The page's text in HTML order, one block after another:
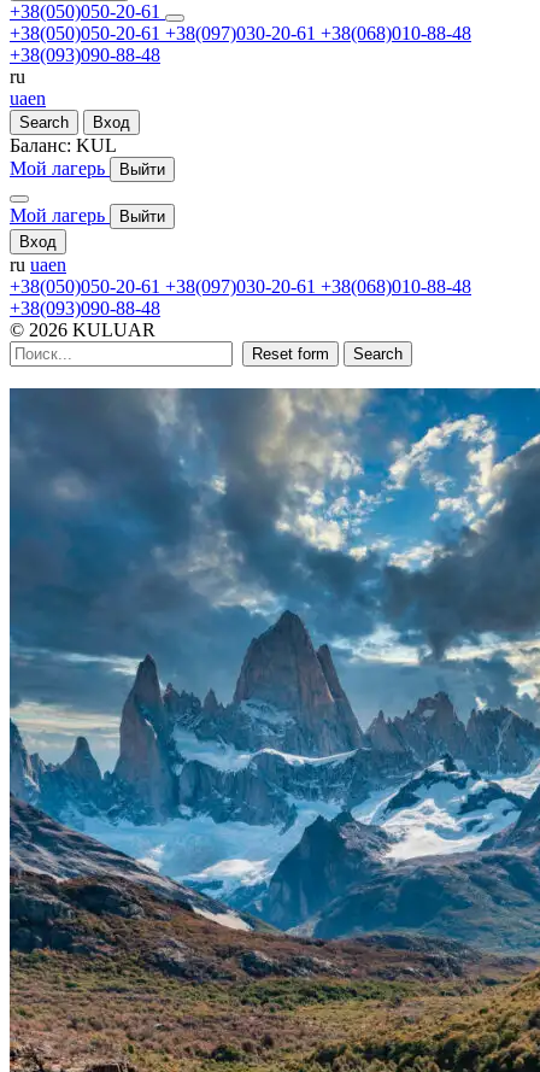
+38(050)050-20-61
+38(050)050-20-61 +38(097)030-20-61 +38(068)010-88-48
+38(093)090-88-48
ru
uaen
Search Вход
Баланс: KUL
Мой лагерь
Выйти
Мой лагерь
Выйти
Вход
ru uaen
+38(050)050-20-61 +38(097)030-20-61 +38(068)010-88-48
+38(093)090-88-48
© 2026 KULUAR
Reset form Search